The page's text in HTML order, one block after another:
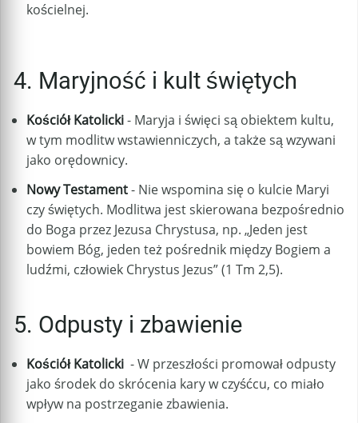
kościelnej.
4. Maryjność i kult świętych
Kościół Katolicki- Maryja i święci są obiektem kultu,
w tym modlitw wstawienniczych, a także są wzywani
jako orędownicy.
Nowy Testament- Nie wspomina się o kulcie Maryi
czy świętych. Modlitwa jest skierowana bezpośrednio
do Boga przez Jezusa Chrystusa, np. „Jeden jest
bowiem Bóg, jeden też pośrednik między Bogiem a
ludźmi, człowiek Chrystus Jezus” (1 Tm 2,5).
5. Odpusty i zbawienie
Kościół Katolicki -W przeszłości promował odpusty
jako środek do skrócenia kary w czyśćcu, co miało
wpływ na postrzeganie zbawienia.